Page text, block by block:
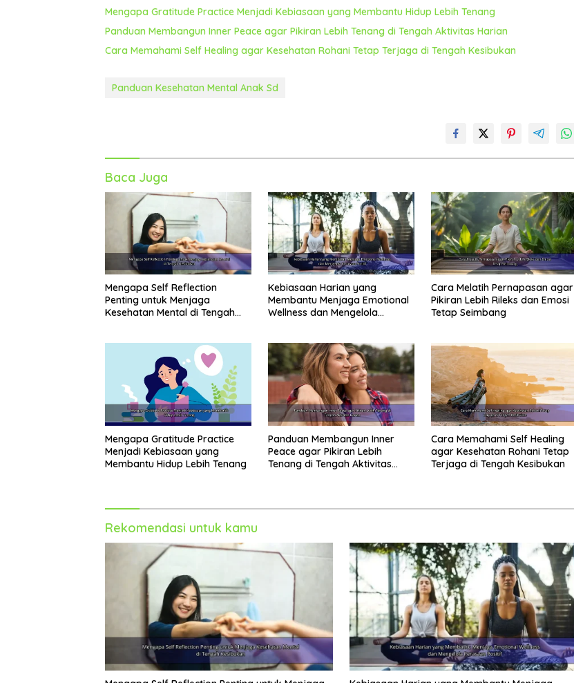
Mengapa Gratitude Practice Menjadi Kebiasaan yang Membantu Hidup Lebih Tenang
Panduan Membangun Inner Peace agar Pikiran Lebih Tenang di Tengah Aktivitas Harian
Cara Memahami Self Healing agar Kesehatan Rohani Tetap Terjaga di Tengah Kesibukan
Panduan Kesehatan Mental Anak Sd
Baca Juga
Mengapa Self Reflection
Penting untuk Menjaga
Kesehatan Mental di Tengah
Kebiasaan Harian yang
Membantu Menjaga Emotional
Wellness dan Mengelola
Cara Melatih Pernapasan agar
Pikiran Lebih Rileks dan Emosi
Tetap Seimbang
Mengapa Gratitude Practice
Menjadi Kebiasaan yang
Membantu Hidup Lebih Tenang
Panduan Membangun Inner
Peace agar Pikiran Lebih
Tenang di Tengah Aktivitas
Cara Memahami Self Healing
agar Kesehatan Rohani Tetap
Terjaga di Tengah Kesibukan
Rekomendasi untuk kamu